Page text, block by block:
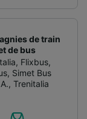
de train
de bus
, Flixbus,
, Simet Bus
,Trenitalia